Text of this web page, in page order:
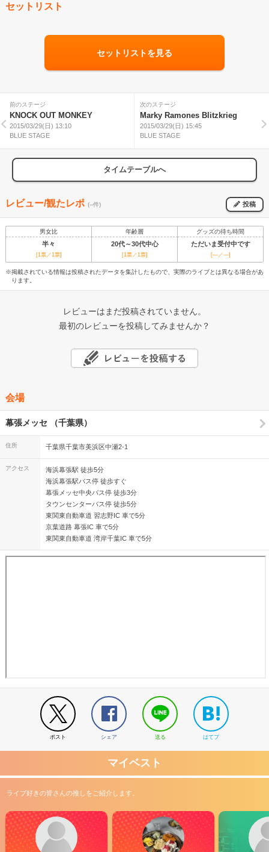
セットリスト
セットリストを見る
前のステージ
KNOCK OUT MONKEY
2015/03/29(日) 13:10
BLUE STAGE
次のステージ
Marky Ramones Blitzkrieg
2015/03/29(日) 15:45
BLUE STAGE
タイムテーブルへ
レビュー/観たレポ (--件) 投稿
男女比 年齢層 グッズの待ち時間
半々 20代～30代中心 ただいま受付中です
[1票／1票] [1票／1票] [---／---]
※掲載されている情報は投稿されたデータを集計したもので、実際のライブとは異なる場合があ
ります。
レビューはまだ投稿されていません。
最初のレビューを投稿してみませんか？
会場
幕張メッセ （千葉県）
住所 千葉県千葉市美浜区中瀬2-1
アクセス
海浜幕張駅 徒歩5分
海浜幕張駅バス停 徒歩すぐ
幕張メッセ中央バス停 徒歩3分
タウンセンターバス停 徒歩5分
東関東自動車道 習志野IC 車で5分
京葉道路 幕張IC 車で5分
東関東自動車道 湾岸千葉IC 車で5分
ポスト シェア 送る はてブ
マイベスト
ライブ好きの皆さんの推しをご紹介します。